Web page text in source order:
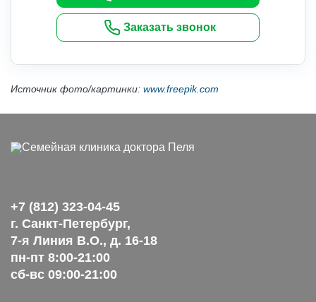
Заказать звонок
Источник фото/картинки: www.freepik.com
+7 (812) 323-04-45
г. Санкт-Петербург,
7-я Линия В.О., д. 16-18
пн-пт 8:00-21:00
сб-вс 09:00-21:00